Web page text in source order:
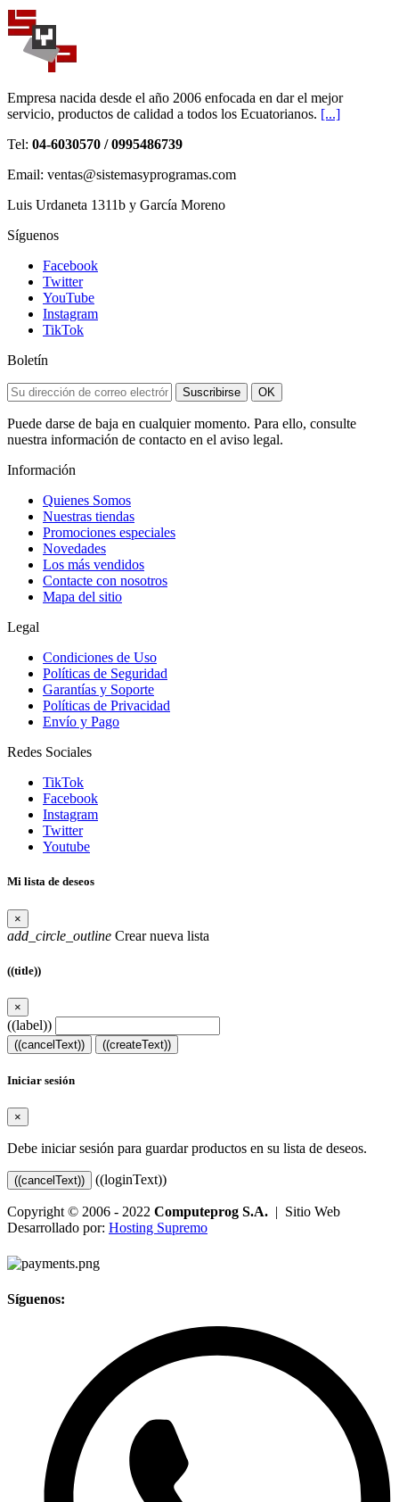
Empresa nacida desde el año 2006 enfocada en dar el mejor
servicio, productos de calidad a todos los Ecuatorianos. [...]
Tel: 04-6030570 / 0995486739
Email: ventas@sistemasyprogramas.com
Luis Urdaneta 1311b y García Moreno
Síguenos
Facebook
Twitter
YouTube
Instagram
TikTok
Boletín
Suscribirse OK
Puede darse de baja en cualquier momento. Para ello, consulte
nuestra información de contacto en el aviso legal.
Información
Quienes Somos
Nuestras tiendas
Promociones especiales
Novedades
Los más vendidos
Contacte con nosotros
Mapa del sitio
Legal
Condiciones de Uso
Políticas de Seguridad
Garantías y Soporte
Políticas de Privacidad
Envío y Pago
Redes Sociales
TikTok
Facebook
Instagram
Twitter
Youtube
Mi lista de deseos
×
add_circle_outline Crear nueva lista
((title))
×
((label))
((cancelText)) ((createText))
Iniciar sesión
×
Debe iniciar sesión para guardar productos en su lista de deseos.
((cancelText)) ((loginText))
Copyright © 2006 - 2022 Computeprog S.A. | Sitio Web
Desarrollado por: Hosting Supremo
Síguenos: